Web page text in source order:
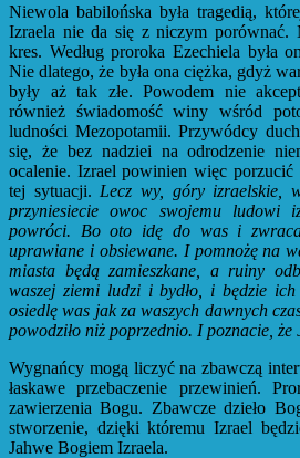
Niewola babilońska była tragedią,
Izraela nie da się z niczym porównać.
kres. Według proroka Ezechiela była
Nie dlatego, że była ona ciężka, gdyż
były aż tak złe. Powodem nie
również świadomość winy wśród
ludności Mezopotamii. Przywódcy
się, że bez nadziei na odrodzenie
ocalenie. Izrael powinien więc
tej sytuacji. Lecz wy, góry izraelskie,
przyniesiecie owoc swojemu ludowi
powróci.
Bo oto idę do was i
uprawiane i obsiewane. I pomnożę na
miasta będą zamieszkane, a ruiny
waszej ziemi ludzi i bydło, i będzie
osiedlę was jak za waszych dawnych
powodziło niż poprzednio. I poznacie, że
Wygnańcy mogą liczyć na zbawczą
łaskawe przebaczenie przewinień.
zawierzenia Bogu. Zbawcze dzieło
stworzenie, dzięki któremu Izrael
Jahwe Bogiem Izraela.